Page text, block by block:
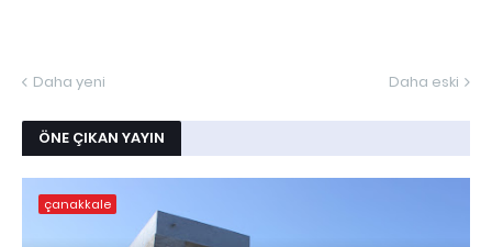
Daha yeni Daha eski
ÖNE ÇIKAN YAYIN
çanakkale